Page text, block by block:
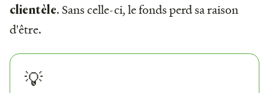
clientèle. Sans celle-ci, le fonds perd sa raison
d'être.
💡